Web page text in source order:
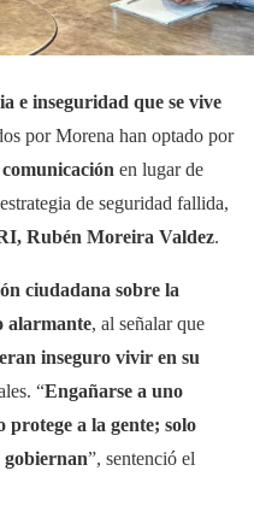
e inseguridad que se vive
por Morena han optado por
en lugar de
de seguridad fallida,
Rubén Moreira Valdez.
ciudadana sobre la
alarmante, al señalar que
inseguro vivir en su
“Engañarse a uno
protege a la gente; solo
gobiernan”, sentenció el